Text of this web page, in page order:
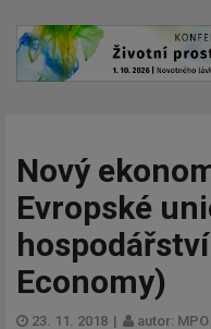
Nový
Evropské
Economy)
23. 11. 2018 | autor: MPO